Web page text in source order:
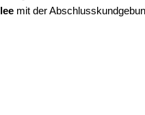
mit der